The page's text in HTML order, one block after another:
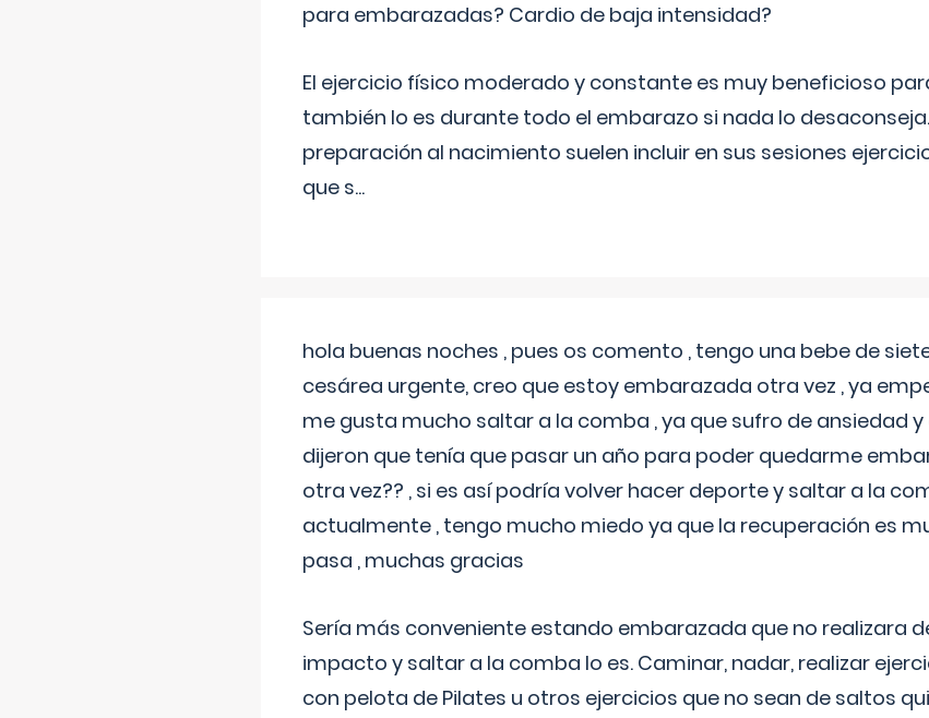
para embarazadas? Cardio de baja intensidad?
El ejercicio físico moderado y constante es muy beneficioso
también lo es durante todo el embarazo si nada lo
preparación al nacimiento suelen incluir en sus sesiones
que s...
hola buenas noches , pues os comento , tengo una bebe de
cesárea urgente, creo que estoy embarazada otra vez , ya
me gusta mucho saltar a la comba , ya que sufro de ansiedad
dijeron que tenía que pasar un año para poder quedarme
otra vez?? , si es así podría volver hacer deporte y saltar a la
actualmente , tengo mucho miedo ya que la recuperación es
pasa , muchas gracias
Sería más conveniente estando embarazada que no realizara
impacto y saltar a la comba lo es. Caminar, nadar, realizar
con pelota de Pilates u otros ejercicios que no sean de saltos